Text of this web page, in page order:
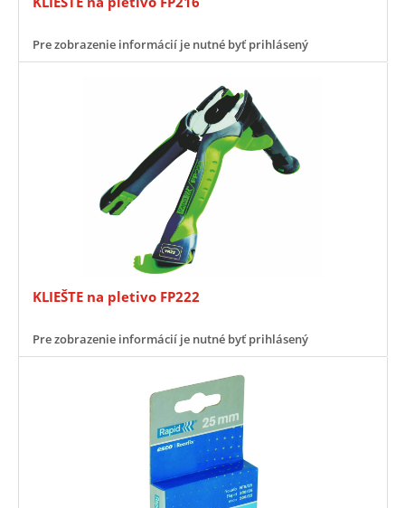
Pre zobrazenie informácií je nutné byť prihlásený
KLIEŠTE na pletivo FP222
Pre zobrazenie informácií je nutné byť prihlásený